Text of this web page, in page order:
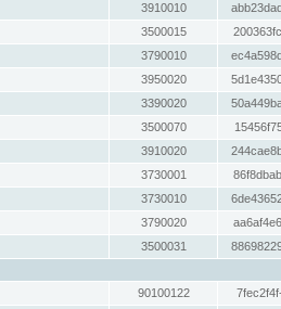
3910010
3500015
3790010
3950020
3390020
3500070
3910020
3730001
3730010
3790020
3500031
90100122